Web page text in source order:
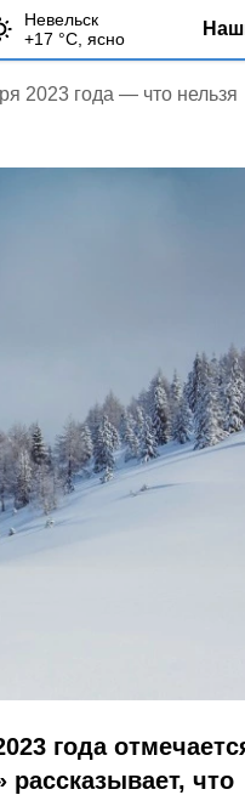
Невельск
+17 °С, ясно
2023 года — что нельзя
года
что